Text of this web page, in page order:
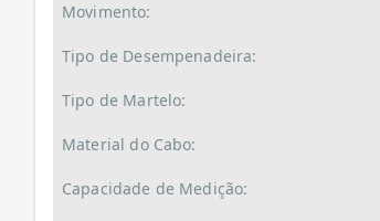
Movimento:
Tipo de Desempenadeira:
Tipo de Martelo:
Material do Cabo:
Capacidade de Medição: